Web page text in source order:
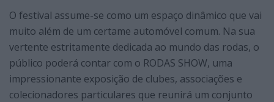
O festival assume-se como um espaço dinâmico que vai
muito além de um certame automóvel comum. Na sua
vertente estritamente dedicada ao mundo das rodas, o
público poderá contar com o RODAS SHOW, uma
impressionante exposição de clubes, associações e
colecionadores particulares que reunirá um conjunto